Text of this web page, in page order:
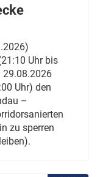
Uhr bis
29.08.2026
Uhr) den
–
zu sperren